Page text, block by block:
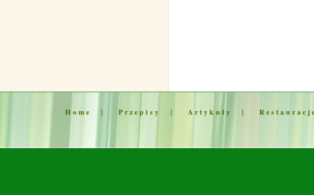
Home | Przepisy | Artykuły |